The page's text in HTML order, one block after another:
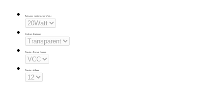
Puissance Lumineuse en Watts :
Couleurs d'optiques :
Tension - Type de Courant :
Tension - Voltage :